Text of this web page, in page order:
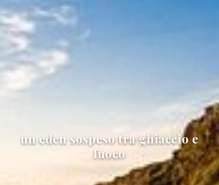
un eden sospeso tra ghiaccio e
fuoco